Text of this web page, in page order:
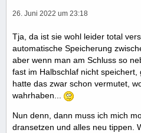
26. Juni 2022 um 23:18
Tja, da ist sie wohl leider total
automatische Speicherung
aber wenn man am Schluss so
fast im Halbschlaf nicht
hatte das zwar schon vermutet,
wahrhaben...
Nun denn, dann muss ich mich
dransetzen und alles neu tippen.